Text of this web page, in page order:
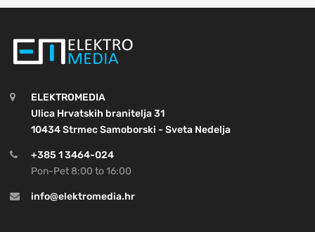
ELEKTROMEDIA
Ulica Hrvatskih branitelja 31
10434 Strmec Samoborski - Sveta Nedelja
+385 1 3464-024
Pon-Pet 8:00 to 16:00
info@elektromedia.hr